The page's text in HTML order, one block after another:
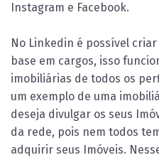
Instagram e Facebook.
No Linkedin é possível
base em cargos, isso
imobiliárias de todos os
um exemplo de uma
deseja divulgar os seus
da rede, pois nem todos
adquirir seus Imóveis.